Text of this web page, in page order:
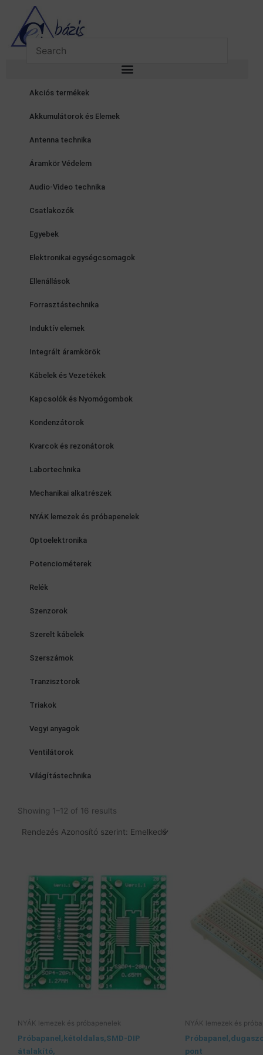
content
Akciós termékek
Akkumulátorok és Elemek
Antenna technika
Áramkör Védelem
Audio-Video technika
Csatlakozók
Egyebek
Elektronikai egységcsomagok
Ellenállások
Forrasztástechnika
Induktív elemek
Integrált áramkörök
Kábelek és Vezetékek
Kapcsolók és Nyomógombok
Kondenzátorok
Kvarcok és rezonátorok
Labortechnika
Mechanikai alkatrészek
NYÁK lemezek és próbapenelek
Optoelektronika
Potenciométerek
Relék
Szenzorok
Szerelt kábelek
Szerszámok
Tranzisztorok
Triakok
Vegyi anyagok
Ventilátorok
Világítástechnika
Showing 1–12 of 16 results
NYÁK lemezek és próbapenelek
Próbapanel,kétoldalas,SMD-DIP
átalakító,
NYÁK lemezek és
pont